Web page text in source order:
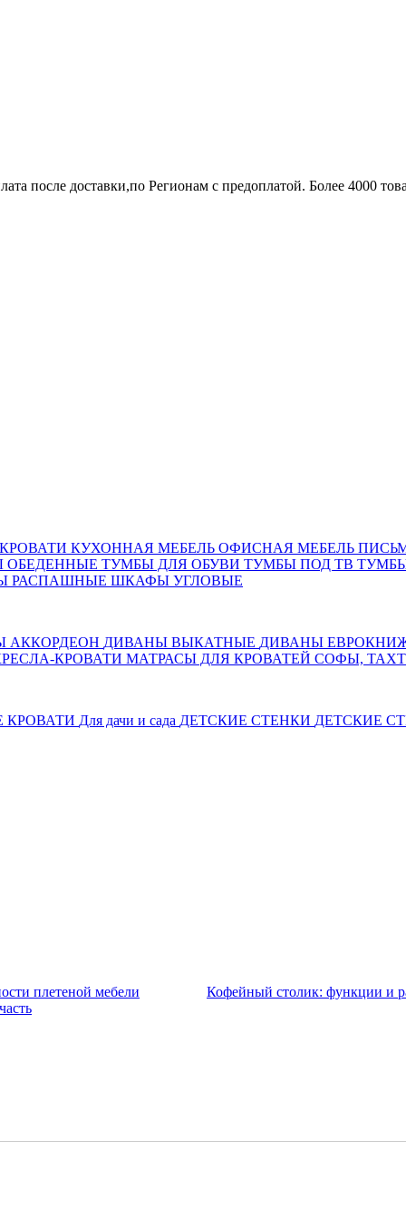
после доставки,по Регионам с предоплатой. Более 4000
КРОВАТИ КУХОННАЯ МЕБЕЛЬ ОФИСНАЯ МЕБЕЛЬ
ОБЕДЕННЫЕ ТУМБЫ ДЛЯ ОБУВИ ТУМБЫ ПОД ТВ
РАСПАШНЫЕ ШКАФЫ УГЛОВЫЕ
АККОРДЕОН ДИВАНЫ ВЫКАТНЫЕ ДИВАНЫ
КРОВАТИ МАТРАСЫ ДЛЯ КРОВАТЕЙ СОФЫ,
КРОВАТИ Для дачи и сада ДЕТСКИЕ СТЕНКИ ДЕТСКИЕ
плетеной мебели Кофейный столик: функции и